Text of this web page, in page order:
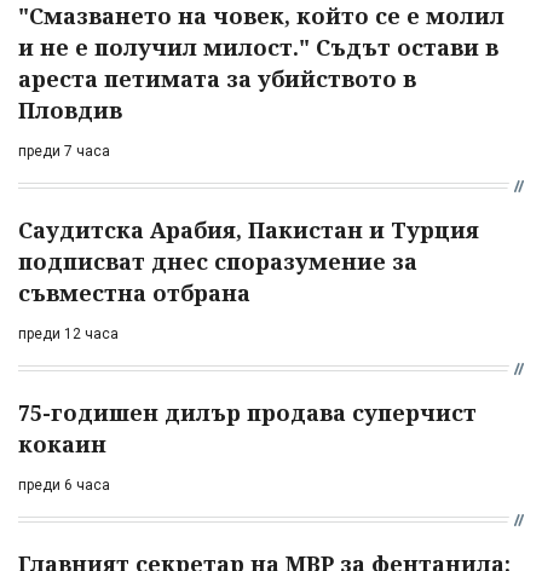
"Смазването на човек, който се е молил
и не е получил милост." Съдът остави в
ареста петимата за убийството в
Пловдив
преди 7 часа
Саудитска Арабия, Пакистан и Турция
подписват днес споразумение за
съвместна отбрана
преди 12 часа
75-годишен дилър продава суперчист
кокаин
преди 6 часа
Главният секретар на МВР за фентанила: